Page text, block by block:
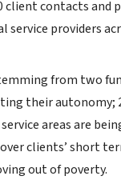
contacts and
providers
from two
their autonomy;
areas are
clients’ short
out of poverty.